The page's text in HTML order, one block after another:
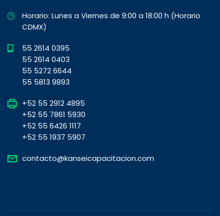
Horario: Lunes a Viernes de 9:00 a 18:00 h (Horario
CDMX)
55 2614 0395
55 2614 0403
55 5272 6644
55 5813 9893
+52 55 2912 4895
+52 55 7861 5930
+52 55 6426 1117
+52 55 1937 5907
contacto@kanseicapacitacion.com